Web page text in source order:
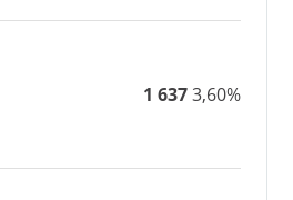
1 637 3,60%